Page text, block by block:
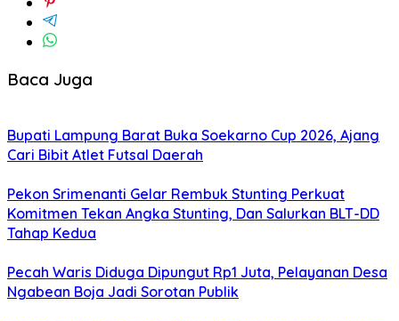
Baca Juga
Bupati Lampung Barat Buka Soekarno Cup 2026, Ajang
Cari Bibit Atlet Futsal Daerah
Pekon Srimenanti Gelar Rembuk Stunting Perkuat
Komitmen Tekan Angka Stunting, Dan Salurkan BLT-DD
Tahap Kedua
Pecah Waris Diduga Dipungut Rp1 Juta, Pelayanan Desa
Ngabean Boja Jadi Sorotan Publik